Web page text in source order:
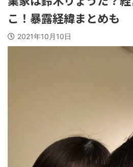
こ！暴露経緯まとめも
2021年10月10日